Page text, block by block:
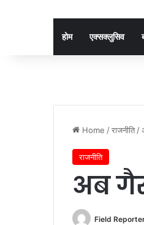
होम एक्सक्लुसिव
Home /राजनीति /
राजनीति
अब
Field